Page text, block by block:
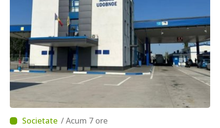
/ Acum 7 ore